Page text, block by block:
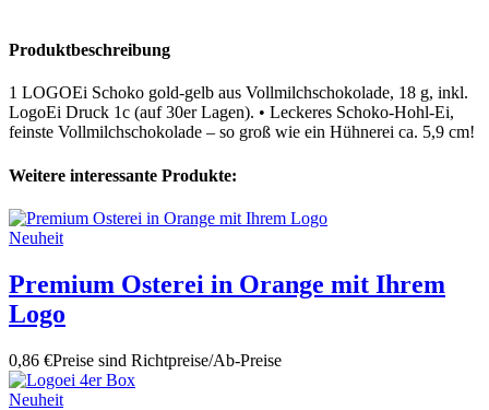
Produktbeschreibung
1 LOGOEi Schoko gold-gelb aus Vollmilchschokolade, 18 g, inkl.
LogoEi Druck 1c (auf 30er Lagen). • Leckeres Schoko-Hohl-Ei,
feinste Vollmilchschokolade – so groß wie ein Hühnerei ca. 5,9 cm!
Weitere interessante Produkte:
Neuheit
Premium Osterei in Orange mit Ihrem
Logo
0,86 €Preise sind Richtpreise/Ab-Preise
Neuheit